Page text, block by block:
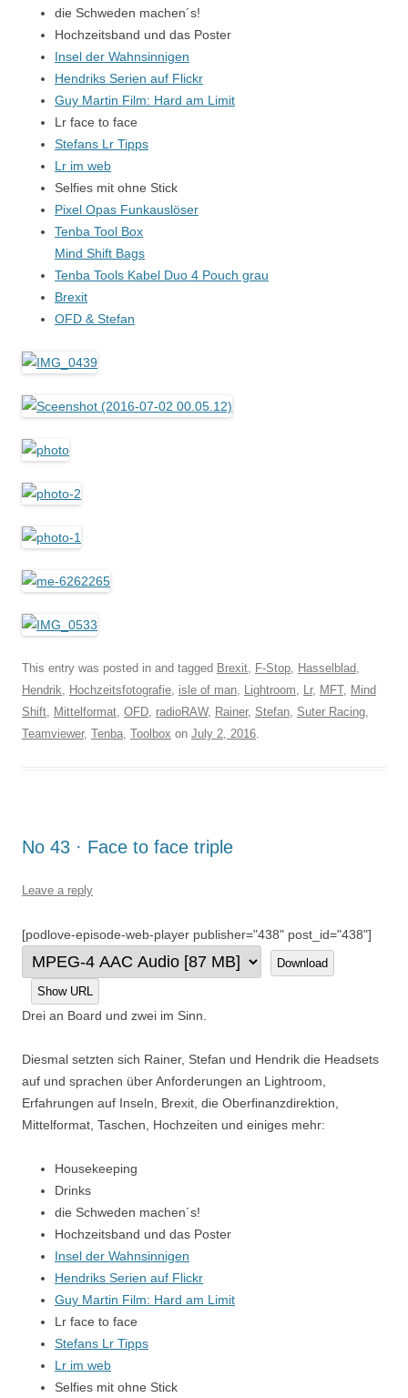
die Schweden machen´s!
Hochzeitsband und das Poster
Insel der Wahnsinnigen
Hendriks Serien auf Flickr
Guy Martin Film: Hard am Limit
Lr face to face
Stefans Lr Tipps
Lr im web
Selfies mit ohne Stick
Pixel Opas Funkauslöser
Tenba Tool Box
Mind Shift Bags
Tenba Tools Kabel Duo 4 Pouch grau
Brexit
OFD & Stefan
This entry was posted in and tagged Brexit, F-Stop, Hasselblad,
Hendrik, Hochzeitsfotografie, isle of man, Lightroom, Lr, MFT, Mind
Shift, Mittelformat, OFD, radioRAW, Rainer, Stefan, Suter Racing,
Teamviewer, Tenba, Toolbox on July 2, 2016.
No 43 · Face to face triple
Leave a reply
[podlove-episode-web-player publisher="438" post_id="438"]
Download
Show URL
Drei an Board und zwei im Sinn.
Diesmal setzten sich Rainer, Stefan und Hendrik die Headsets
auf und sprachen über Anforderungen an Lightroom,
Erfahrungen auf Inseln, Brexit, die Oberfinanzdirektion,
Mittelformat, Taschen, Hochzeiten und einiges mehr:
Housekeeping
Drinks
die Schweden machen´s!
Hochzeitsband und das Poster
Insel der Wahnsinnigen
Hendriks Serien auf Flickr
Guy Martin Film: Hard am Limit
Lr face to face
Stefans Lr Tipps
Lr im web
Selfies mit ohne Stick